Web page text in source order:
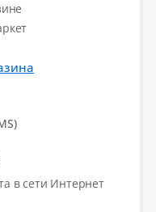
в сети Интернет